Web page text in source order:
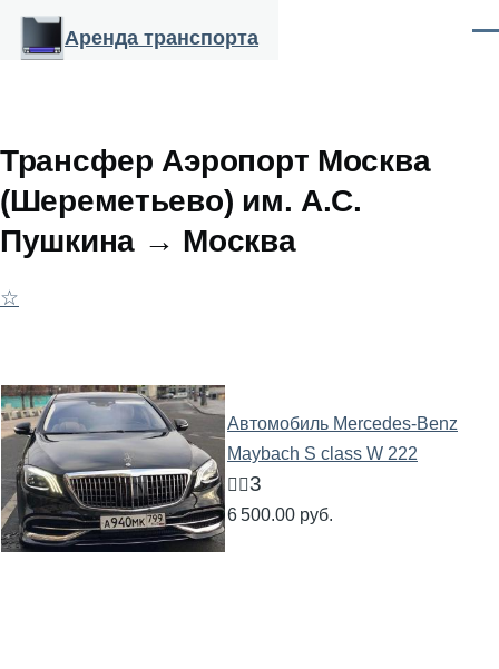
Перейти к основному содержанию
Аренда транспорта
Трансфер Аэропорт Москва
(Шереметьево) им. А.С.
Пушкина → Москва
☆
Автомобиль Mercedes-Benz
Maybach S class W 222
🧍‍♂️3
6 500.00 руб.